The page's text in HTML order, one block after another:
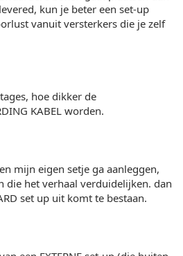
kun je beter een set-up
vanuit versterkers die je zelf
hoe dikker de
KABEL worden.
mijn eigen setje ga aanleggen,
die het verhaal verduidelijken. dan
set up uit komt te bestaan.